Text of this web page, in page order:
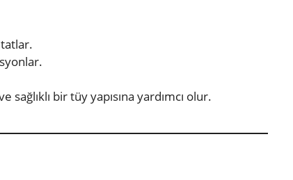
sağlıklı bir tüy yapısına yardımcı olur.